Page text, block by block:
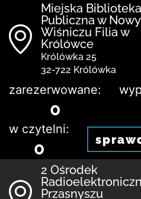
Miejska Biblioteka
Publiczna w
Wiśniczu Filia w
Królówce
Królówka 25
32-722 Królówka
zarezerwowane:
0
w czytelni:
0
2 Ośrodek
Przasnyszu